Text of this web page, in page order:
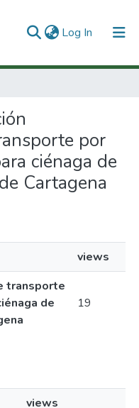
Log In (current)
por
ciénaga de
Cartagena
views
transporte
de
19
views